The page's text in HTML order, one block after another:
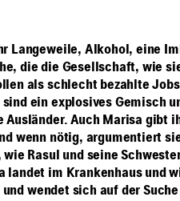
Langeweile, Alkohol, eine
die die Gesellschaft, wie
als schlecht bezahlte
ein explosives Gemisch
Auch Marisa gibt
wenn nötig, argumentiert
Rasul und seine
im Krankenhaus und
wendet sich auf der